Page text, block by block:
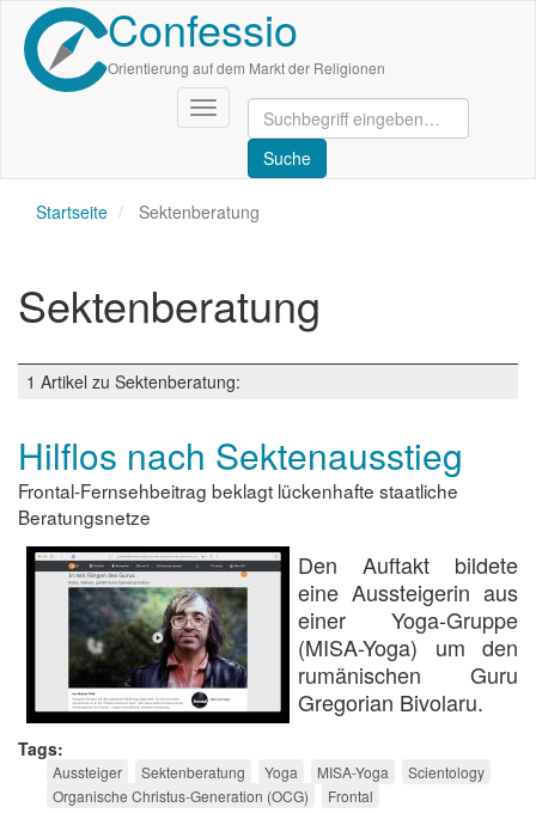
Direkt
zum
Inhalt
Confessio
Orientierung auf dem Markt der Religionen
Navigation
aktivieren/deaktivieren
Startseite Sektenberatung
Sektenberatung
1 Artikel zu Sektenberatung:
Hilflos nach Sektenausstieg
Frontal-Fernsehbeitrag beklagt lückenhafte staatliche
Beratungsnetze
Den Auftakt bildete
eine Aussteigerin aus
einer Yoga-Gruppe
(MISA-Yoga) um den
rumänischen Guru
Gregorian Bivolaru.
Tags
Aussteiger Sektenberatung Yoga MISA-Yoga
Scientology
Organische Christus-Generation (OCG)
Frontal